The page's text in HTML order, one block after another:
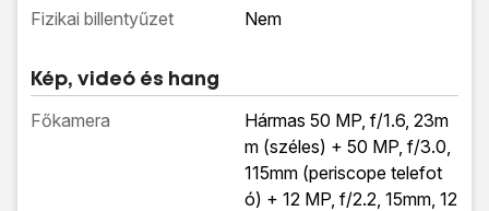
Fizikai billentyűzet Nem
Kép, videó és hang
Főkamera
Hármas 50 MP, f/1.6, 23m
m (széles) + 50 MP, f/3.0,
115mm (periscope telefot
ó) + 12 MP, f/2.2, 15mm, 12